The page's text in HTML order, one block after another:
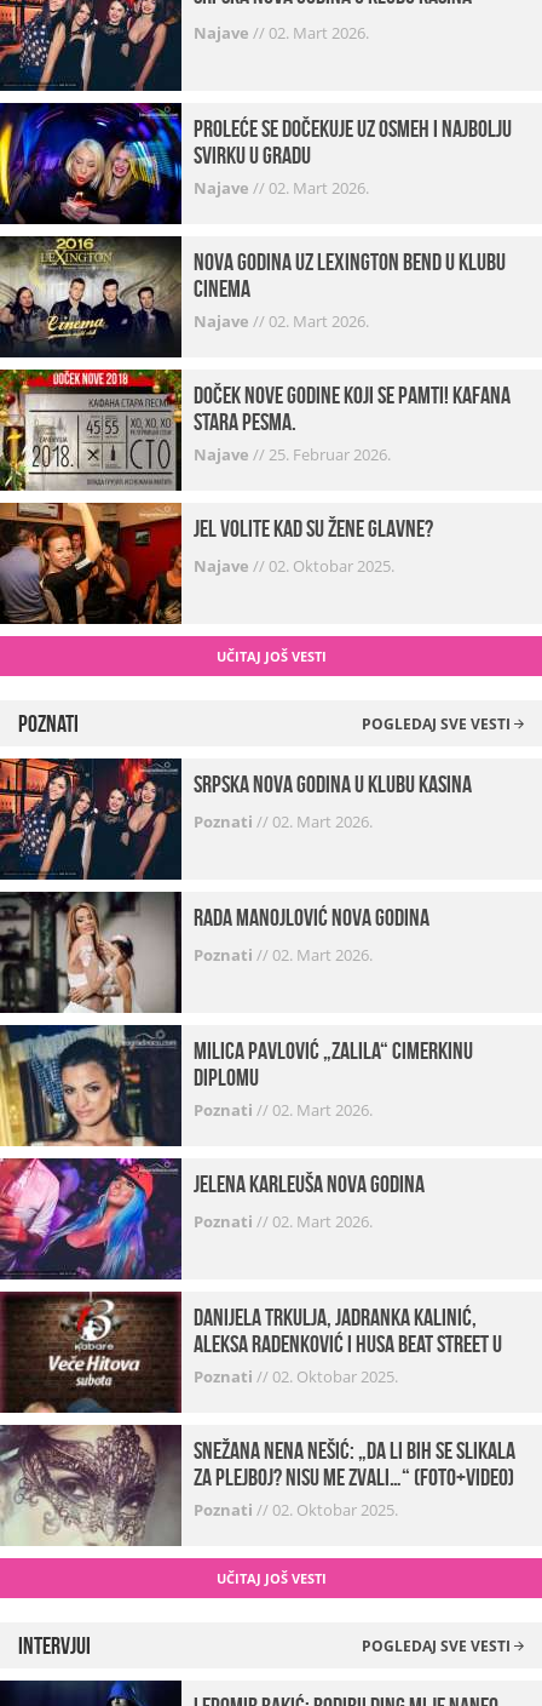
Najave //02. Mart 2026.
Proleće se dočekuje uz osmeh i najbolju
svirku u gradu
Najave //02. Mart 2026.
Nova godina uz Lexington bend u klubu
Cinema
Najave //02. Mart 2026.
Doček Nove godine koji se pamti! Kafana
Stara pesma.
Najave //25. Februar 2026.
Jel volite kad su žene glavne?
Najave //02. Oktobar 2025.
UČITAJ JOŠ VESTI
Poznati POGLEDAJ SVE VESTI
Srpska Nova godina u klubu Kasina
Poznati //02. Mart 2026.
Rada Manojlović Nova godina
Poznati //02. Mart 2026.
Milica Pavlović „zalila“ cimerkinu
diplomu
Poznati //02. Mart 2026.
Jelena Karleuša Nova godina
Poznati //02. Mart 2026.
Danijela Trkulja, Jadranka Kalinić,
Aleksa Radenković i Husa Beat Street u
Kabareu 13
Poznati //02. Oktobar 2025.
Snežana Nena Nešić: „Da li bih se slikala
za Plejboj? Nisu me zvali…“ (FOTO+VIDEO)
Poznati //02. Oktobar 2025.
UČITAJ JOŠ VESTI
Intervjui POGLEDAJ SVE VESTI